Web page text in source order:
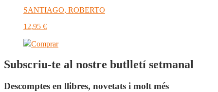
SANTIAGO, ROBERTO
12,95 €
Comprar
Subscriu-te al nostre butlletí setmanal
Descomptes en llibres, novetats i molt més